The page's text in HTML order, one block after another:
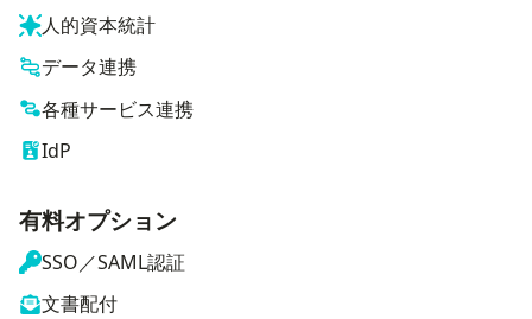
人的資本統計
データ連携
各種サービス連携
IdP
有料オプション
SSO／SAML認証
文書配付